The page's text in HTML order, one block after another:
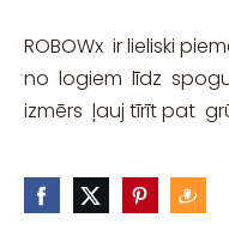
ROBOWx ir lieliski
no logiem līdz
izmērs ļauj tīrīt pat